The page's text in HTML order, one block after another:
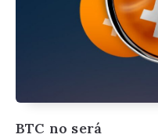
BTC no será